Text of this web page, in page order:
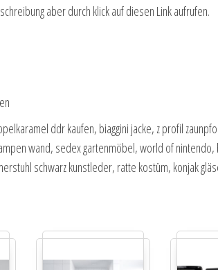
aber durch klick auf diesen Link aufrufen.
ddr kaufen, biaggini jacke, z profil
wand, sedex gartenmöbel, world of
schwarz kunstleder, ratte kostüm, konjak